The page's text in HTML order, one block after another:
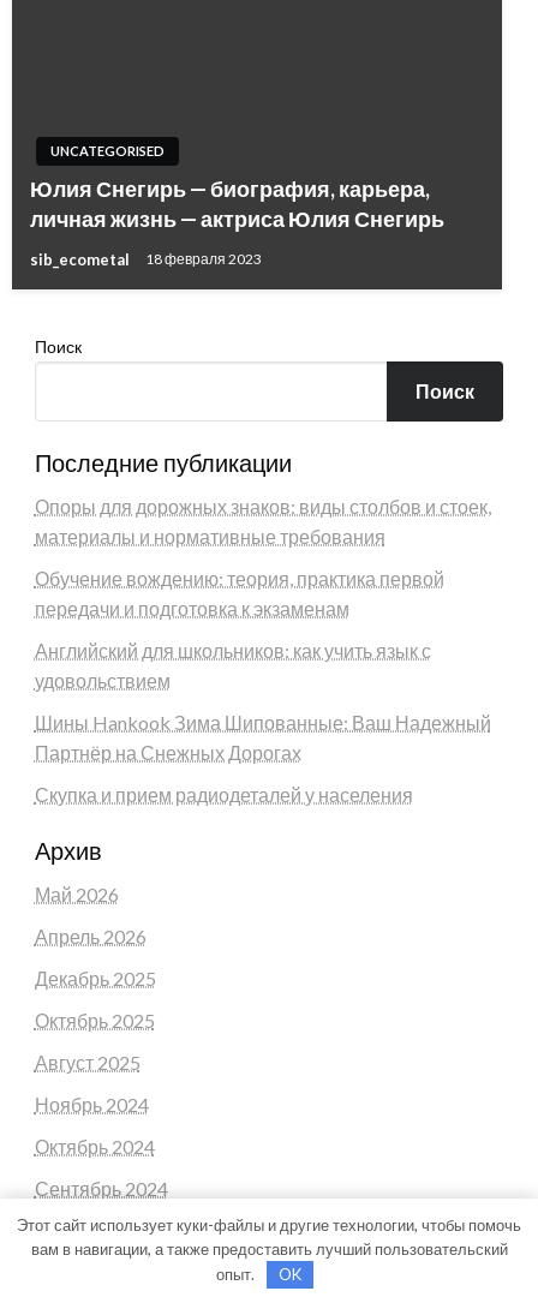
UNCATEGORISED
Юлия Снегирь — биография, карьера,
личная жизнь — актриса Юлия Снегирь
sib_ecometal 18 февраля 2023
Поиск
Поиск
Последние публикации
Опоры для дорожных знаков: виды столбов и стоек,
материалы и нормативные требования
Обучение вождению: теория, практика первой
передачи и подготовка к экзаменам
Английский для школьников: как учить язык с
удовольствием
Шины Hankook Зима Шипованные: Ваш Надежный
Партнёр на Снежных Дорогах
Скупка и прием радиодеталей у населения
Архив
Май 2026
Апрель 2026
Декабрь 2025
Октябрь 2025
Август 2025
Ноябрь 2024
Октябрь 2024
Сентябрь 2024
Август 2024
Этот сайт использует куки-файлы и другие технологии, чтобы помочь
вам в навигации, а также предоставить лучший пользовательский
опыт.
OK